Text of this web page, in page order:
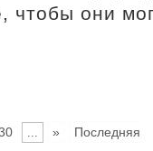
чтобы они
»
Последняя